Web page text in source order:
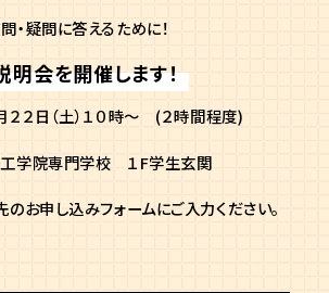
・疑問に答えるために！
会を開催します！
２２日（土）１０時～ (２時間程度)
工学院専門学校 １F学生玄関
のお申し込みフォームにご入力ください。